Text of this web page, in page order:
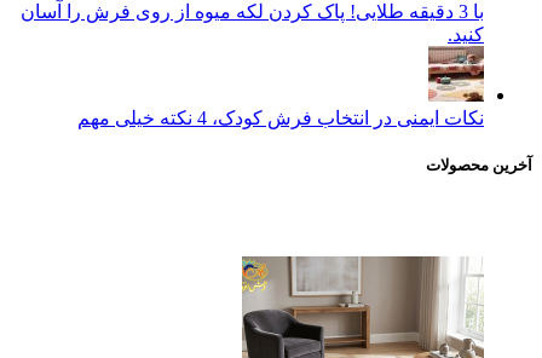
با 3 دقیقه طلایی! پاک کردن لکه میوه از روی فرش را آسان
کنید.
نکات ایمنی در انتخاب فرش کودک، 4 نکته خیلی مهم
آخرین محصولات